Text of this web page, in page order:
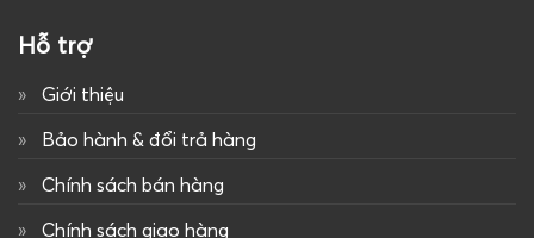
Hỗ trợ
Giới thiệu
Bảo hành & đổi trả hàng
Chính sách bán hàng
Chính sách giao hàng